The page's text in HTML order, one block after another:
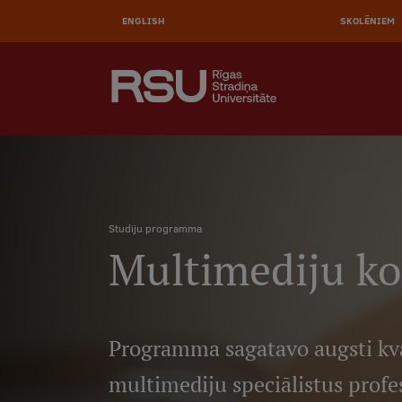
ENGLISH SKOLĒNIEM
Atpakaļceļš
Studiju programma
Multimediju
Programma sagatavo augsti
multimediju speciālistus